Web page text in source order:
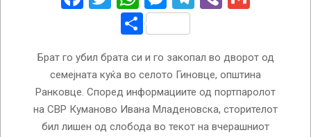
Share
Брат го убил брата си и го закопал во дворот од
семејната куќа во селото Гиновце, општина
Ранковце. Според информациите од портпаролот
на СВР Куманово Ивана Младеновска, сторителот
бил лишен од слобода во текот на вчерашниот